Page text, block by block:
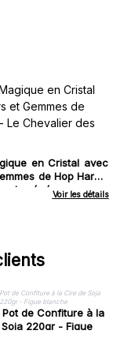
en Cristal avec
de Hop Hare -
des épéesVoir les détails
Pot de Confiture à la
220gr - Figue